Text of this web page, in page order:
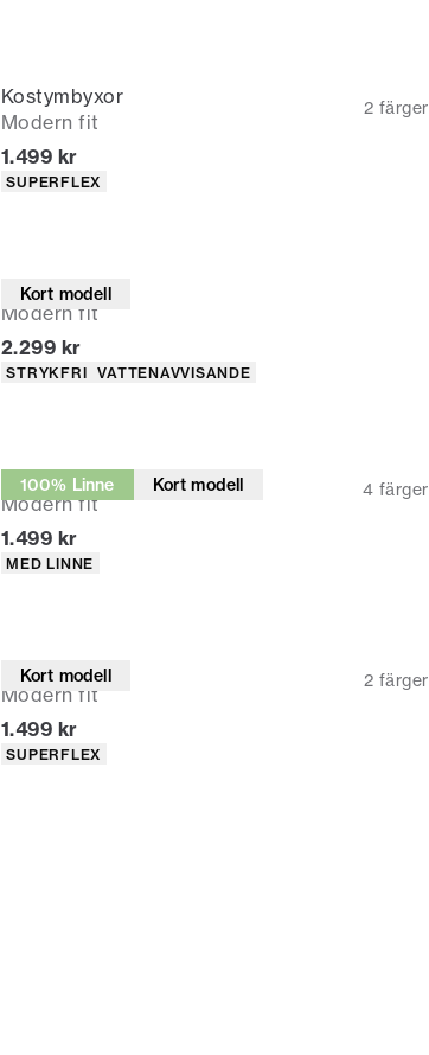
Kostymbyxor
Modern fit
2 färger
Nuvarande pris
1.499 kr
Produktattribut
SUPERFLEX
Kort modell
Kostymbyxor
Modern fit
Nuvarande pris
2.299 kr
Produktattribut
STRYKFRI VATTENAVVISANDE
100% Linne Kort modell
Kostymbyxor
Modern fit
4 färger
Nuvarande pris
1.499 kr
Produktattribut
MED LINNE
Kort modell
Kostymbyxor
Modern fit
2 färger
Nuvarande pris
1.499 kr
Produktattribut
SUPERFLEX